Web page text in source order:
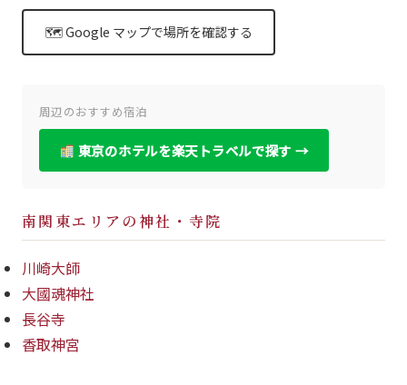
🗺 Google マップで場所を確認する
周辺のおすすめ宿泊
東京のホテルを楽天トラベルで探す →
南関東エリアの神社・寺院
川崎大師
大國魂神社
長谷寺
香取神宮